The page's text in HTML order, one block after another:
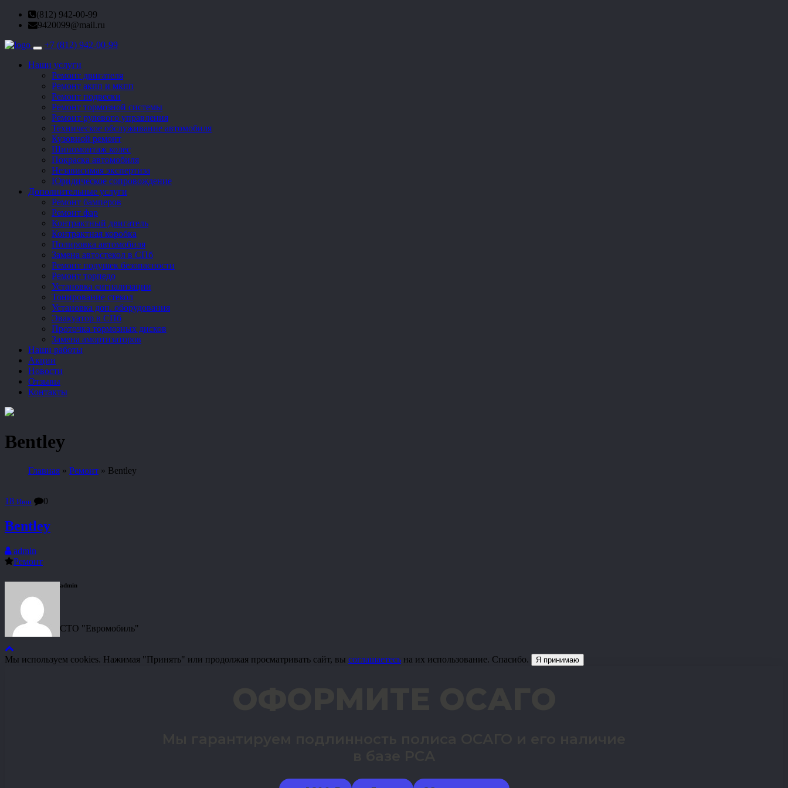
(812) 942-00-99
9420099@mail.ru
Toggle
+7 (812) 942-00-99
Наши услуги
Ремонт двигателя
Ремонт акпп и мкпп
Ремонт подвески
Ремонт тормозной системы
Ремонт рулевого управления
Техническое обслуживание автомобиля
Кузовной ремонт
Шиномонтаж колес
Покраска автомобиля
Независимая экспертиза
Юридическое сопровождение
Дополнительные услуги
Ремонт бамперов
Ремонт фар
Контрактный двигатель
Контрактная коробка
Полировка автомобиля
Замена автостекол в СПб
Ремонт подушек безопасности
Ремонт торпедо
Установка сигнализации
Тонирование стекол
Установка доп. оборудования
Эвакуатор в СПб
Проточка тормозных дисков
Замена амортизаторов
Наши работы
Акции
Новости
Отзывы
Контакты
Bentley
Главная » Ремонт » Bentley
18 Июн 0
Bentley
admin
Ремонт
admin
СТО "Евромобиль"
Мы используем cookies. Нажимая "Принять" или продолжая просматривать сайт, вы соглашаетесь на их использование. Спасибо. Я принимаю